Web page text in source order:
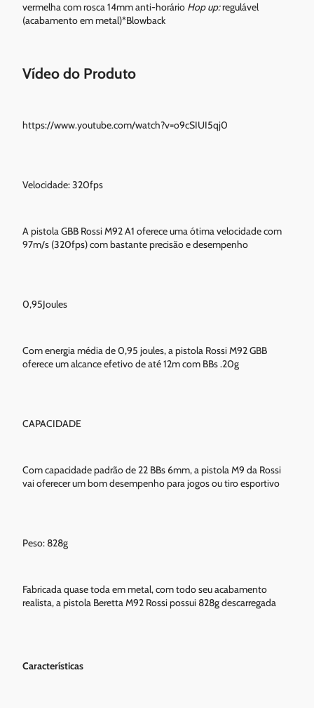
vermelha com rosca 14mm anti-horário Hop up:regulável
(acabamento em metal)*Blowback
Vídeo do Produto
https://www.youtube.com/watch?v=o9cSIUI5qj0
Velocidade: 320fps
A pistola GBB Rossi M92 A1 oferece uma ótima velocidade com
97m/s (320fps) com bastante precisão e desempenho
0,95Joules
Com energia média de 0,95 joules, a pistola Rossi M92 GBB
oferece um alcance efetivo de até 12m com BBs .20g
CAPACIDADE
Com capacidade padrão de 22 BBs 6mm, a pistola M9 da Rossi
vai oferecer um bom desempenho para jogos ou tiro esportivo
Peso: 828g
Fabricada quase toda em metal, com todo seu acabamento
realista, a pistola Beretta M92 Rossi possui 828g descarregada
Características